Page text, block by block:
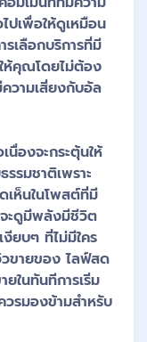
ปเพื่อให้ดูเหมือน
เลือกบริการที่มี
ห้คุณโดยไม่ต้อง
วามเสี่ยงกับอัล
นื่องจะกระตุ้นให้
รมชาติเพราะ
เห็นในโพสต์ที่มี
ะดูมีพลังมีชีวิต
ยบๆ ที่ไม่มีใคร
ขายของ ไลฟ์สด
ในทันทีการเริ่ม
รมองข้ามสำหรับ